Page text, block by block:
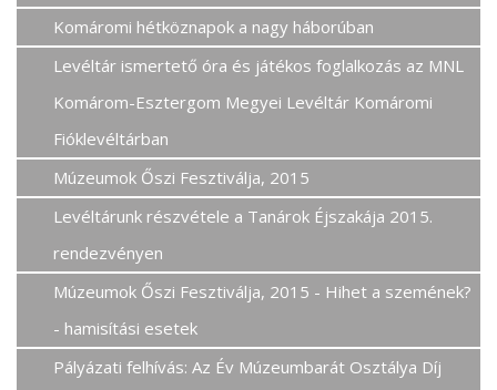
Komáromi hétköznapok a nagy háborúban
Levéltár ismertető óra és játékos foglalkozás az MNL
Komárom-Esztergom Megyei Levéltár Komáromi
Fióklevéltárban
Múzeumok Őszi Fesztiválja, 2015
Levéltárunk részvétele a Tanárok Éjszakája 2015.
rendezvényen
Múzeumok Őszi Fesztiválja, 2015 - Hihet a szemének?
- hamisítási esetek
Pályázati felhívás: Az Év Múzeumbarát Osztálya Díj